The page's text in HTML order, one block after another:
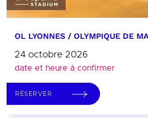
OL LYONNES / OLYMPIQUE DE
24 octobre 2026
date et heure à confirmer
RÉSERVER